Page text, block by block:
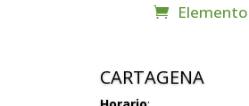
CARTAGENA